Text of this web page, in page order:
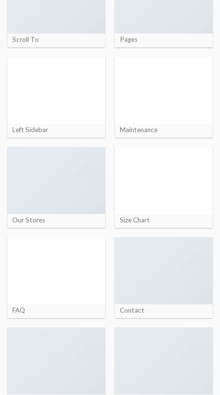
Scroll To Pages
Left Sidebar Maintenance
Our Stores Size Chart
FAQ Contact